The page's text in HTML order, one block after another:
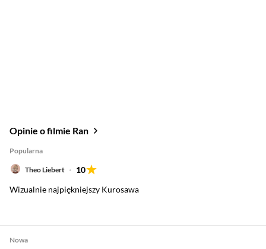
Opinie o filmie Ran
Popularna
Theo Liebert
10
Wizualnie najpiękniejszy Kurosawa
Nowa